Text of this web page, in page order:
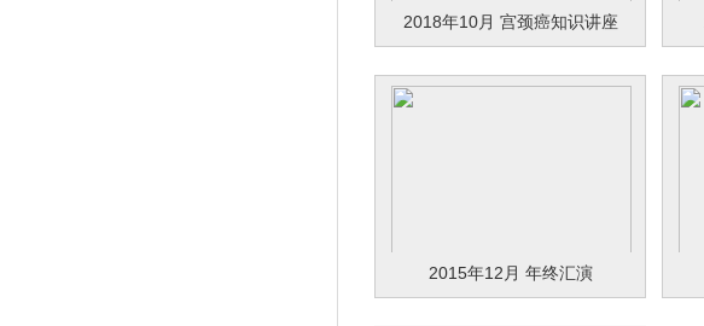
2018年10月 宫颈癌知识讲座
2015年12月 年终汇演